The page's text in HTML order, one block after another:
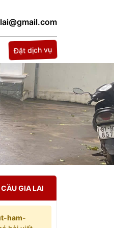
Đặt dịch vụ
GIA LAI
ham-